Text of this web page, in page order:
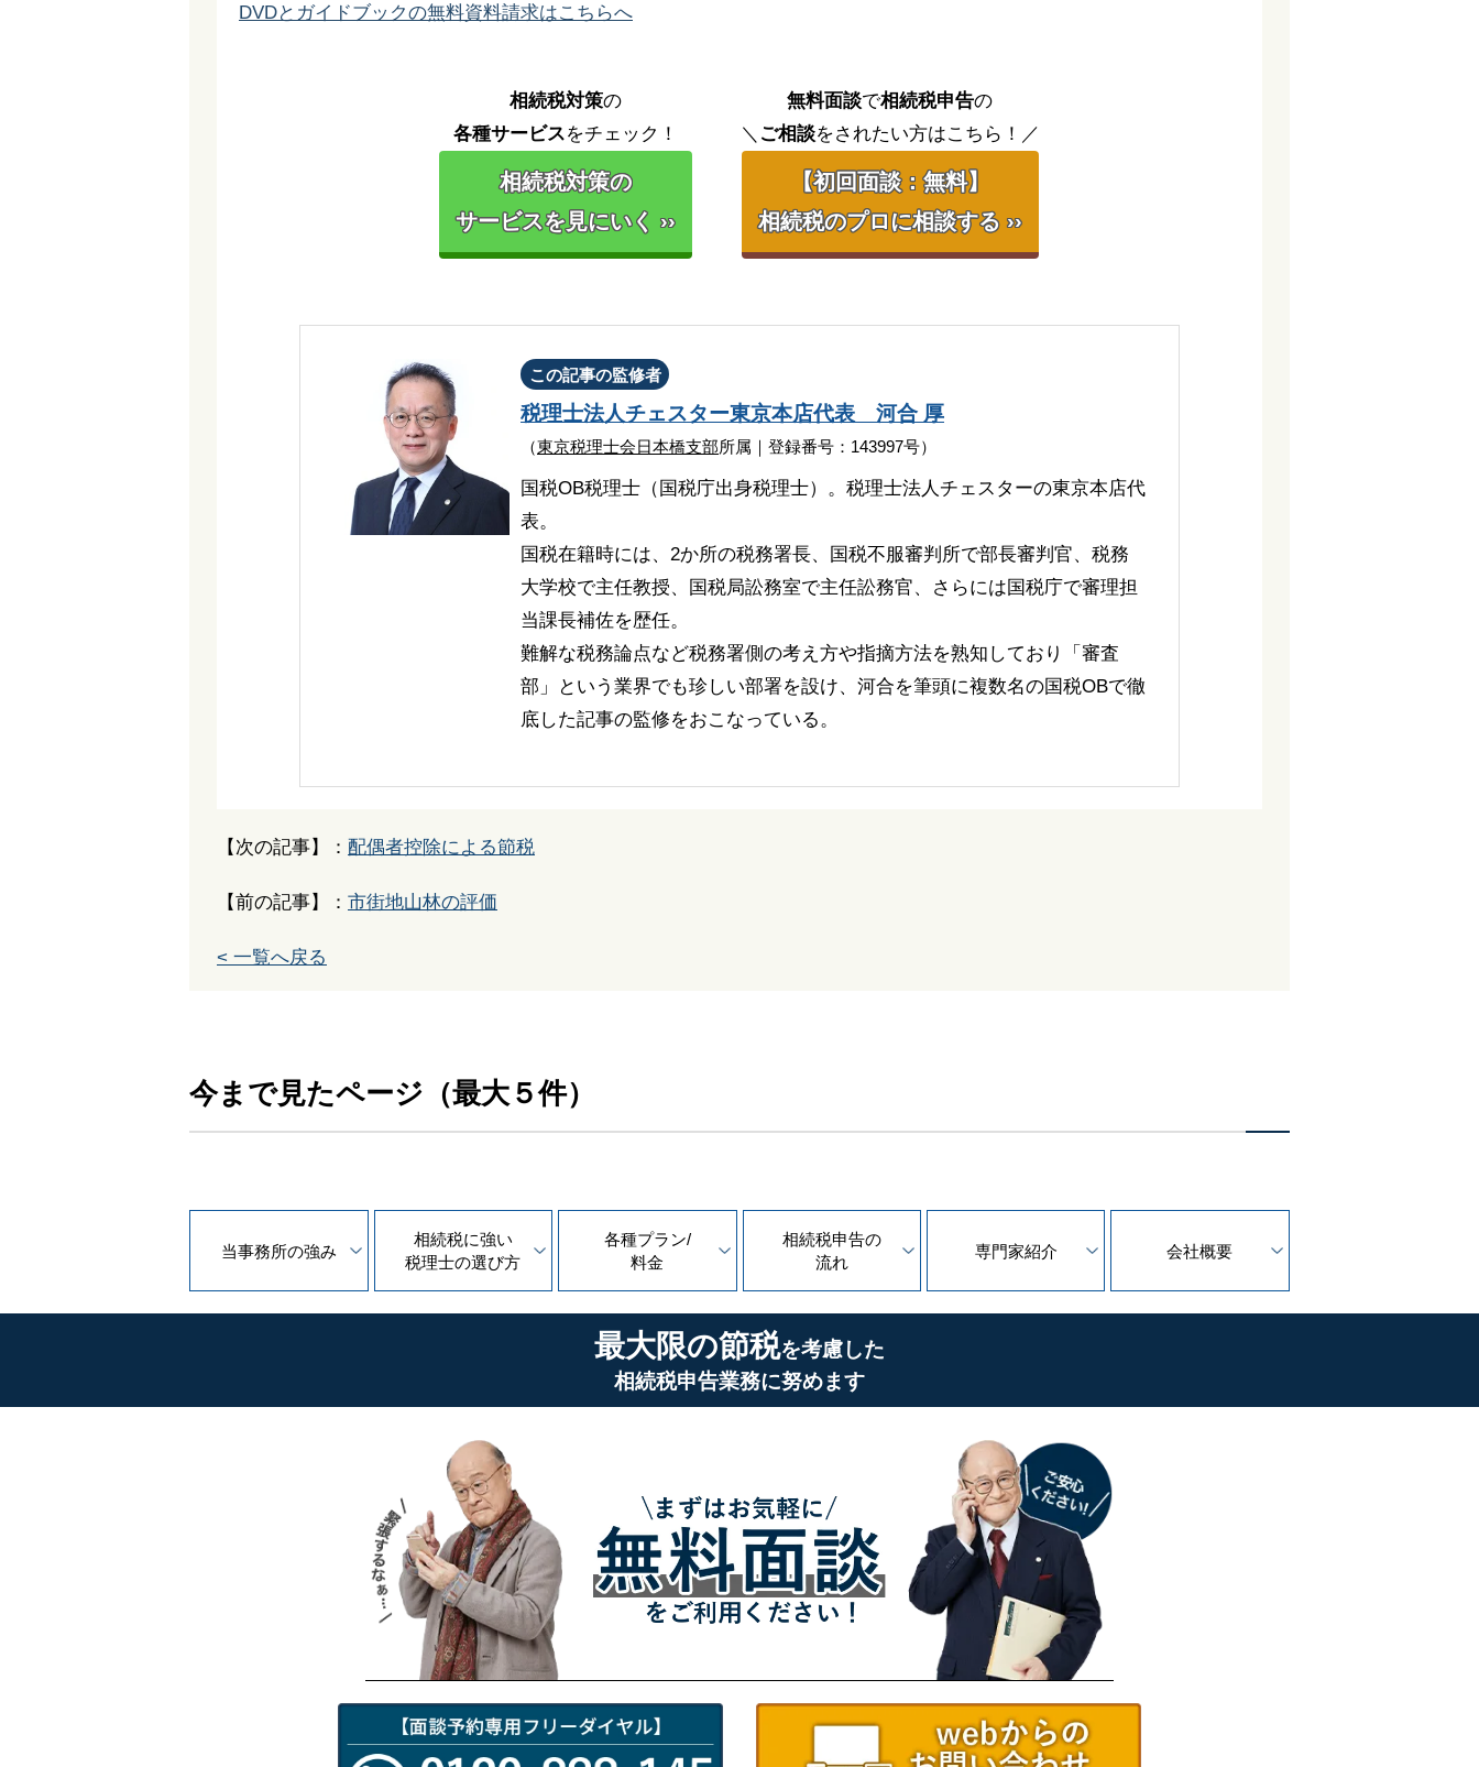
DVDとガイドブックの無料資料請求はこちらへ
相続税対策の
各種サービスをチェック！
相続税対策の
サービスを見にいく ››
無料面談で相続税申告の
＼ ご相談をされたい方はこちら！／
【初回面談：無料】
相続税のプロに相談する ››
この記事の監修者
税理士法人チェスター東京本店代表 河合 厚
（東京税理士会日本橋支部所属｜登録番号：143997号）
国税OB税理士（国税庁出身税理士）。税理士法人チェスターの東京本店代
表。
国税在籍時には、2か所の税務署長、国税不服審判所で部長審判官、税務
大学校で主任教授、国税局訟務室で主任訟務官、さらには国税庁で審理担
当課長補佐を歴任。
難解な税務論点など税務署側の考え方や指摘方法を熟知しており「審査
部」という業界でも珍しい部署を設け、河合を筆頭に複数名の国税OBで徹
底した記事の監修をおこなっている。
【次の記事】： 配偶者控除による節税
【前の記事】： 市街地山林の評価
< 一覧へ戻る
今まで見たページ（最大５件）
当事務所の強み
相続税に強い
税理士の選び方
各種プラン/
料金
相続税申告の
流れ
専門家紹介 会社概要
最大限の節税を考慮した
相続税申告業務に努めます